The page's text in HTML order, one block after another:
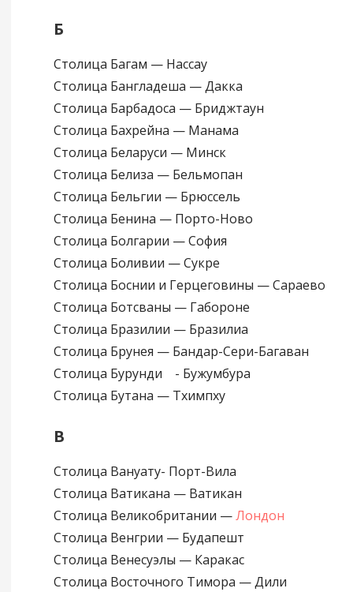
Б
Столица Багам — Нассау
Столица Бангладеша — Дакка
Столица Барбадоса — Бриджтаун
Столица Бахрейна — Манама
Столица Беларуси — Минск
Столица Белиза — Бельмопан
Столица Бельгии — Брюссель
Столица Бенина — Порто-Ново
Столица Болгарии — София
Столица Боливии — Сукре
Столица Боснии и Герцеговины — Сараево
Столица Ботсваны — Габороне
Столица Бразилии — Бразилиа
Столица Брунея — Бандар-Сери-Багаван
Столица Бурунди - Бужумбура
Столица Бутана — Тхимпху
В
Столица Вануату- Порт-Вила
Столица Ватикана — Ватикан
Столица Великобритании —Лондон
Столица Венгрии — Будапешт
Столица Венесуэлы — Каракас
Столица Восточного Тимора — Дили